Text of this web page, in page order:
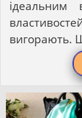
вигорають.